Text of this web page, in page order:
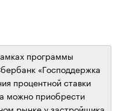
программы
«Господдержка
процентной ставки
можно приобрести